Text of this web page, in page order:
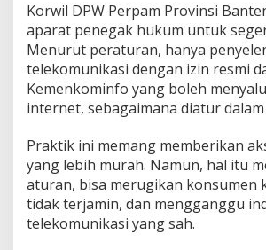
Korwil DPW Perpam Provinsi
aparat penegak hukum untuk
Menurut peraturan, hanya
telekomunikasi dengan izin resmi
Kemenkominfo yang boleh
internet, sebagaimana diatur dalam
Praktik ini memang memberikan
yang lebih murah. Namun, hal itu
aturan, bisa merugikan konsumen
tidak terjamin, dan mengganggu
telekomunikasi yang sah.